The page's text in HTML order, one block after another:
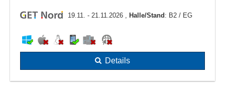
19.11. - 21.11.2026 , Halle/Stand: B2 / EG
Details